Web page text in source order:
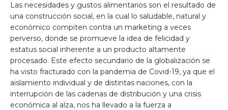
Las necesidades y gustos alimentarios son el resultado de
una construcción social, en la cual lo saludable, natural y
económico compiten contra un marketing a veces
perverso, donde se promueve la idea de felicidad y
estatus social inherente a un producto altamente
procesado. Este efecto secundario de la globalización se
ha visto fracturado con la pandemia de Covid-19, ya que el
aislamiento individual y de distintas naciones, con la
interrupción de las cadenas de distribución y una crisis
económica al alza, nos ha llevado a la fuerza a